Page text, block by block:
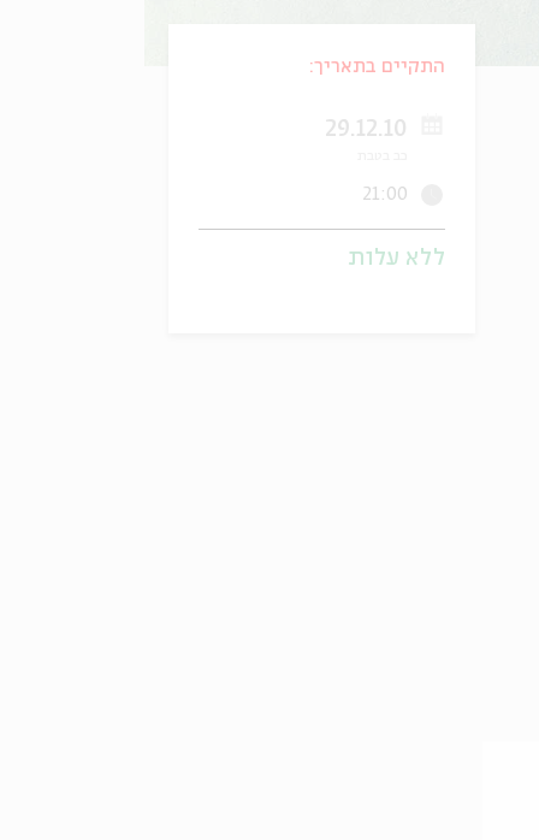
התקיים בתאריך:
29.12.10
21:00
ללא עלות